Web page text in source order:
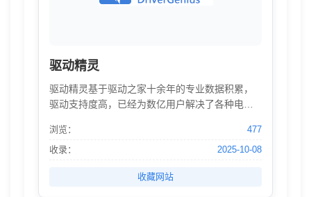
驱动精灵
驱动精灵基于驱动之家十余年的专业数据积累，
驱动支持度高，已经为数亿用户解决了各种电脑
驱动精灵网卡驱动版，支持市面常见的网卡设
备，冷门网卡可用手机联网下载，完整解决系统
浏览：
477
收录：
2025-10-08
收藏网站